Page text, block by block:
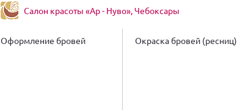
Салон красоты «Ар - Нуво», Чебоксары
Оформление бровей Окраска бровей (ресниц)